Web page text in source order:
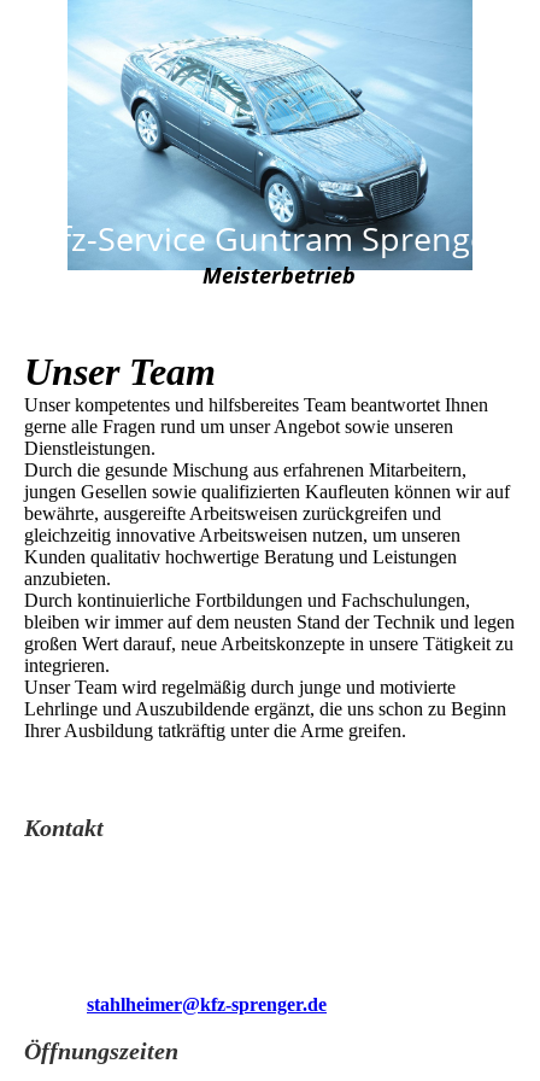
Kfz-Service Guntram Sprenger
Meisterbetrieb
Unser Team
Unser kompetentes und hilfsbereites Team beantwortet Ihnen
gerne alle Fragen rund um unser Angebot sowie unseren
Dienstleistungen.
Durch die gesunde Mischung aus erfahrenen Mitarbeitern,
jungen Gesellen sowie qualifizierten Kaufleuten können wir auf
bewährte, ausgereifte Arbeitsweisen zurückgreifen und
gleichzeitig innovative Arbeitsweisen nutzen, um unseren
Kunden qualitativ hochwertige Beratung und Leistungen
anzubieten.
Durch kontinuierliche Fortbildungen und Fachschulungen,
bleiben wir immer auf dem neusten Stand der Technik und legen
großen Wert darauf, neue Arbeitskonzepte in unsere Tätigkeit zu
integrieren.
Unser Team wird regelmäßig durch junge und motivierte
Lehrlinge und Auszubildende ergänzt, die uns schon zu Beginn
Ihrer Ausbildung tatkräftig unter die Arme greifen.
Kontakt
stahlheimer@kfz-sprenger.de
Öffnungszeiten